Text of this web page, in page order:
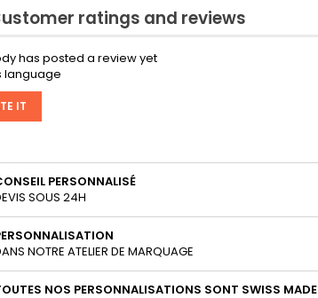
ratings and reviews
has posted a review yet
language
IT
PERSONNALISÉ
SOUS 24H
NOTRE ATELIER DE MARQUAGE
NOS PERSONNALISATIONS SONT SWISS MADE